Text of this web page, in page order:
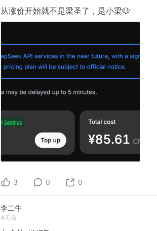
从涨价开始就不是梁圣了，是小梁🐶
3 0 0
李二牛
4天前